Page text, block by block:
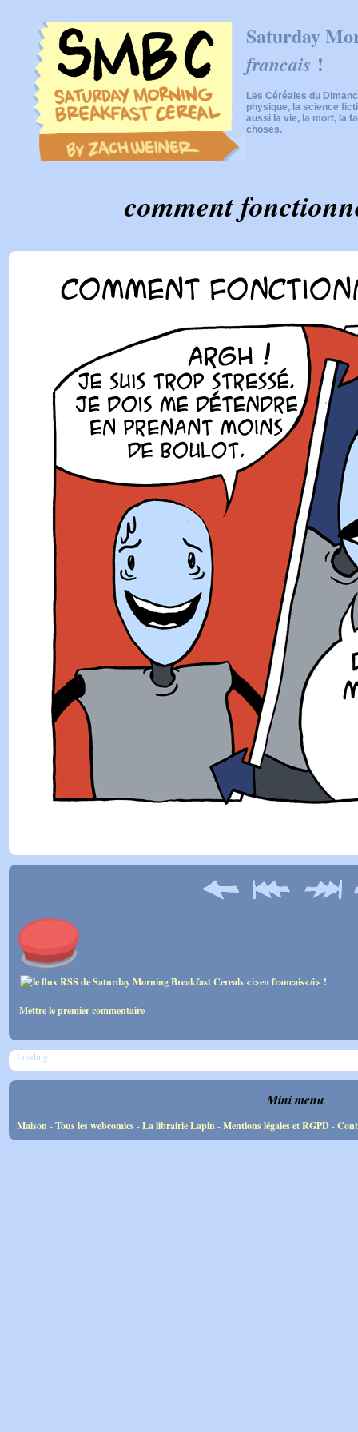
Saturday
francais !
Les Céréales du
physique, la science
aussi la vie, la mort, la
choses.
comment
Mettre le premier commentaire
Loading
Mini menu
Maison-Tous les webcomics-La librairie Lapin-Mentions légales et RGPD-